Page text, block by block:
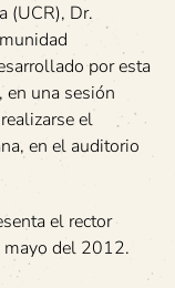
(UCR), Dr.
por esta
una sesión
el
en el auditorio
el rector
mayo del 2012.